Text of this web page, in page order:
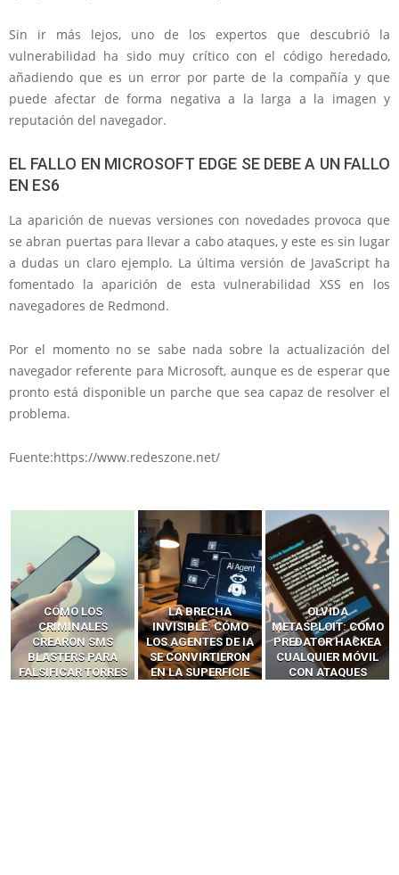
Sin ir más lejos, uno de los expertos que descubrió la
vulnerabilidad ha sido muy crítico con el código heredado,
añadiendo que es un error por parte de la compañía y que
puede afectar de forma negativa a la larga a la imagen y
reputación del navegador.
EL FALLO EN MICROSOFT EDGE SE DEBE A UN FALLO
EN ES6
La aparición de nuevas versiones con novedades provoca que
se abran puertas para llevar a cabo ataques, y este es sin lugar
a dudas un claro ejemplo. La última versión de JavaScript ha
fomentado la aparición de esta vulnerabilidad XSS en los
navegadores de Redmond.
Por el momento no se sabe nada sobre la actualización del
navegador referente para Microsoft, aunque es de esperar que
pronto está disponible un parche que sea capaz de resolver el
problema.
Fuente:https://www.redeszone.net/
LA BRECHA
INVISIBLE: CÓMO
LOS AGENTES DE IA
SE CONVIRTIERON
EN LA SUPERFICIE
OLVIDA
METASPLOIT: CÓMO
PREDATOR HACKEA
CUALQUIER MÓVIL
CON ATAQUES
CÓMO LOS HACKERS
INTERCEPTAN OTPS
Y LLAMADAS
MÓVILES SIN
‘HACKEAR’ — EL